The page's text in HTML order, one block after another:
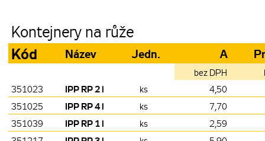
Kontejnery na růže
Kód Název Jedn. A
bez DPH
351023 IPP RP 2 l ks
4,50
351025
IPP RP 4 l ks
7,70
351039
IPP RP 1 l ks
2,59